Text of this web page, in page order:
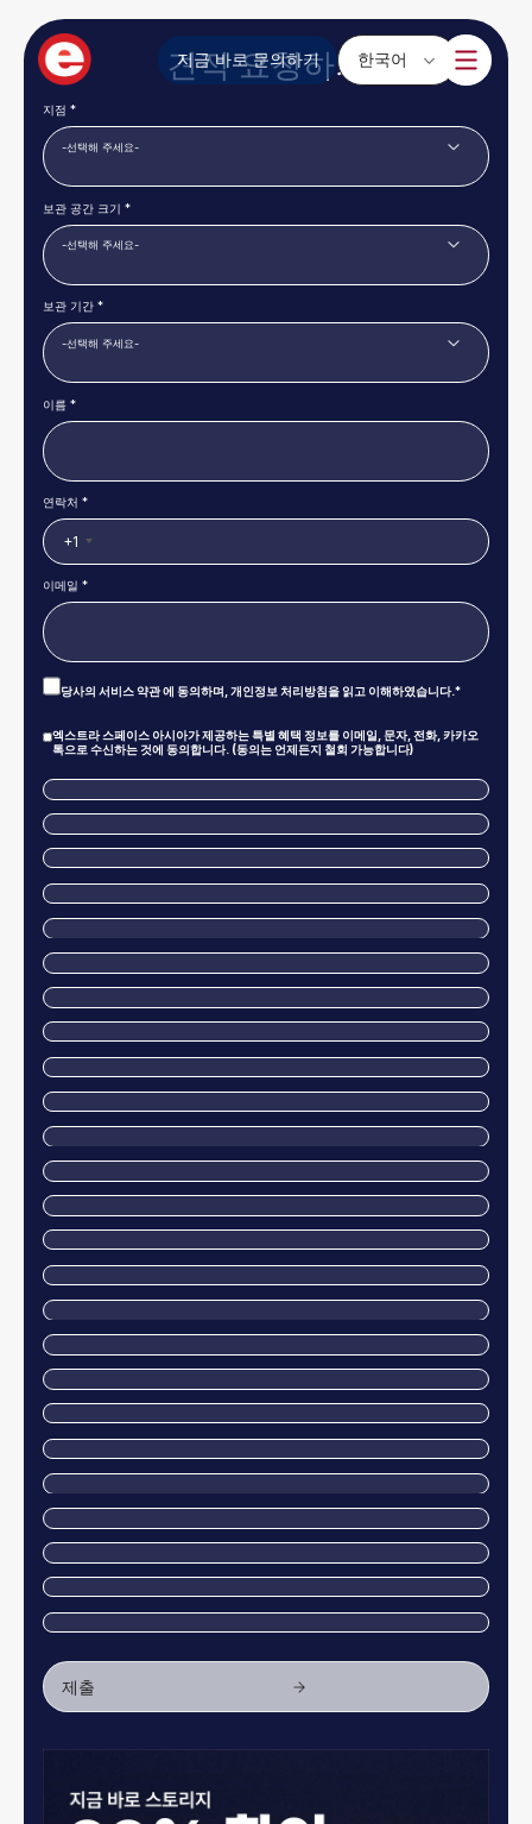
지금 바로 문의하기 한국어
견적 요청하기
지점 *
보관 공간 크기 *
보관 기간 *
이름 *
연락처 *
+1
이메일 *
Privacy
Policy
And
Conditions
당사의서비스 약관에 동의하며,개인정보 처리방침을 읽고 이해하였습니다.*
Marketing
Consent
엑스트라 스페이스 아시아가 제공하는 특별 혜택 정보를 이메일, 문자, 전화, 카카오
톡으로 수신하는 것에 동의합니다. (동의는 언제든지 철회 가능합니다)